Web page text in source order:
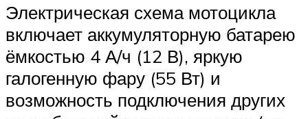
Электрическая схема мотоцикла
включает аккумуляторную батарею
ёмкостью 4 А/ч (12 В), яркую
галогенную фару (55 Вт) и
возможность подключения других